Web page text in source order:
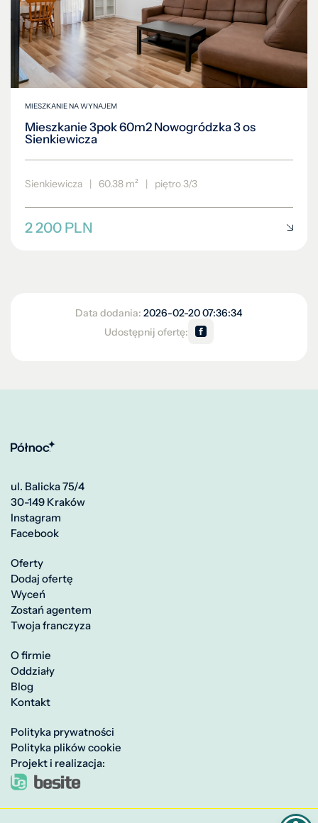
MIESZKANIE NA WYNAJEM
Mieszkanie 3pok 60m2 Nowogródzka 3 os
Sienkiewicza
Sienkiewicza | 60.38 m² | piętro 3/3
2 200 PLN
Data dodania: 2026-02-20 07:36:34
Udostępnij ofertę:
ul. Balicka 75/4
30-149 Kraków
Instagram
Facebook
Oferty
Dodaj ofertę
Wyceń
Zostań agentem
Twoja franczyza
O firmie
Oddziały
Blog
Kontakt
Polityka prywatności
Polityka plików cookie
Projekt i realizacja: